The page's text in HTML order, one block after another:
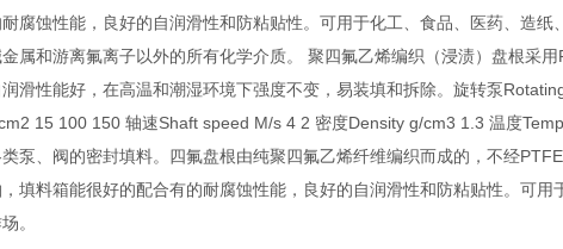
腐蚀性能，良好的自润滑性和防粘贴性。可用于化工、食品、医药、造
属和游离氟离子以外的所有化学介质。 聚四氟乙烯编织（浸渍）盘根采
滑性能好，在高温和潮湿环境下强度不变，易装填和拆除。旋转泵
15 100 150 轴速Shaft speed M/s 4 2 密度Density g/cm3 1.3 温度
泵、阀的密封填料。四氟盘根由纯聚四氟乙烯纤维编织而成的，不经
，填料箱能很好的配合有的耐腐蚀性能，良好的自润滑性和防粘贴性。可
。